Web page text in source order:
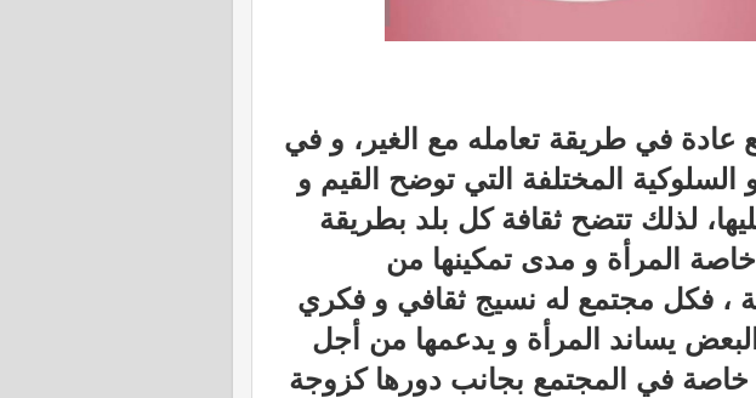
عادة في طريقة تعامله مع الغير، و في
السلوكية المختلفة التي توضح القيم و
لذلك تتضح ثقافة كل بلد بطريقة
المرأة و مدى تمكينها من
، فكل مجتمع له نسيج ثقافي و فكري
يساند المرأة و يدعمها من أجل
في المجتمع بجانب دورها كزوجة